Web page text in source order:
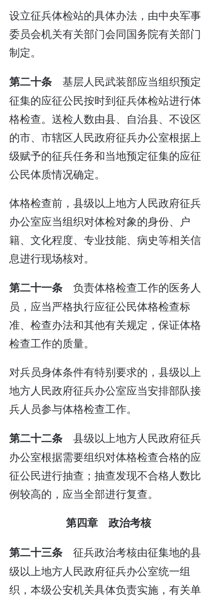
设立征兵体检站的具体办法，由中央军事
委员会机关有关部门会同国务院有关部门
制定。
第二十条 基层人民武装部应当组织预定
征集的应征公民按时到征兵体检站进行体
格检查。送检人数由县、自治县、不设区
的市、市辖区人民政府征兵办公室根据上
级赋予的征兵任务和当地预定征集的应征
公民体质情况确定。
体格检查前，县级以上地方人民政府征兵
办公室应当组织对体检对象的身份、户
籍、文化程度、专业技能、病史等相关信
息进行现场核对。
第二十一条 负责体格检查工作的医务人
员，应当严格执行应征公民体格检查标
准、检查办法和其他有关规定，保证体格
检查工作的质量。
对兵员身体条件有特别要求的，县级以上
地方人民政府征兵办公室应当安排部队接
兵人员参与体格检查工作。
第二十二条 县级以上地方人民政府征兵
办公室根据需要组织对体格检查合格的应
征公民进行抽查；抽查发现不合格人数比
例较高的，应当全部进行复查。
第四章 政治考核
第二十三条 征兵政治考核由征集地的县
级以上地方人民政府征兵办公室统一组
织，本级公安机关具体负责实施，有关单